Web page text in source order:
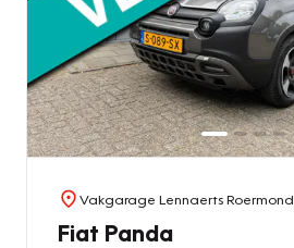
Vakgarage Lennaerts Roermond
Fiat Panda